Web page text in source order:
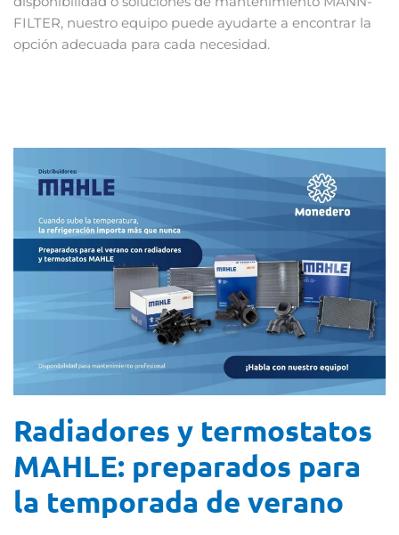
FILTER, nuestro equipo puede ayudarte a encontrar la
opción adecuada para cada necesidad.
Radiadores y termostatos
MAHLE: preparados para
la temporada de verano